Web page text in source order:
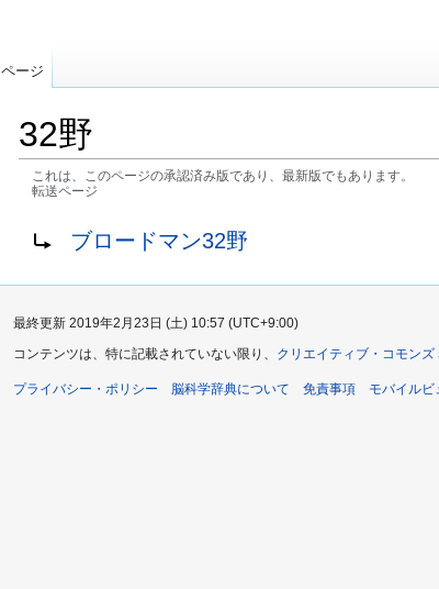
32野
これは、このページの承認済み版であり、最新版でもあります。
転送ページ
シ
ョ
に
動
転送先: ブロードマン32野
ページ
最終更新 2019年2月23日 (土) 10:57 (UTC+9:00)
コンテンツは、特に記載されていない限り、 クリエイティブ・コモン
プライバシー・ポリシー 脳科学辞典について 免責事項 モバイルビ